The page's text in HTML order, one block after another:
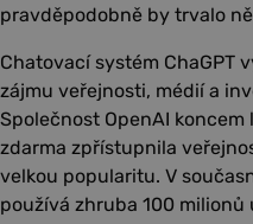
pravděpodobně by trvalo
Chatovací systém ChaGPT
zájmu veřejnosti, médií a
Společnost OpenAI
zdarma zpřístupnila
velkou popularitu. V
používá zhruba 100 milionů